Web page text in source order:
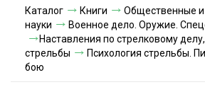
Условия
Условия оплаты
Каталог Книги
Общественные
науки
Военное дело. Оружие.
Наставления по стрелковому
стрельбы
Психология стрельбы.
бою